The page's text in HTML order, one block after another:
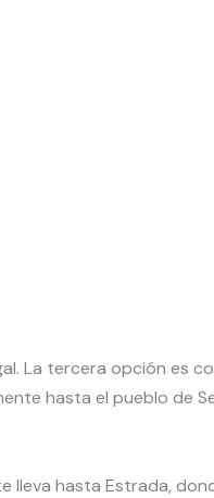
La tercera opción es
hasta el pueblo de
lleva hasta Estrada,